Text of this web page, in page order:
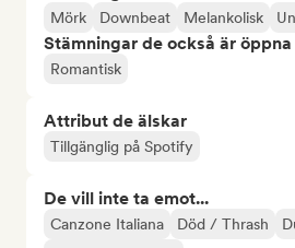
Mörk Downbeat Melankolisk
Stämningar de också är
Romantisk
Attribut de älskar
Tillgänglig på Spotify
De vill inte ta emot...
Canzone Italiana Död / Thrash